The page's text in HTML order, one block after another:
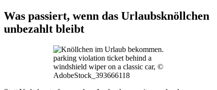
Was passiert, wenn das Urlaubsknöllchen
unbezahlt bleibt
parking violation ticket behind a
windshield wiper on a classic car, ©
AdobeStock_393666118